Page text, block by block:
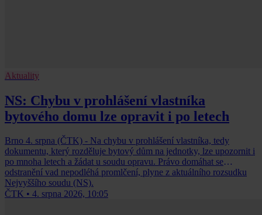
Aktuality
NS: Chybu v prohlášení vlastníka
bytového domu lze opravit i po letech
Brno 4. srpna (ČTK) - Na chybu v prohlášení vlastníka, tedy
dokumentu, který rozděluje bytový dům na jednotky, lze upozornit i
po mnoha letech a žádat u soudu opravu. Právo domáhat se
odstranění vad nepodléhá promlčení, plyne z aktuálního rozsudku
Nejvyššího soudu (NS).
ČTK • 4. srpna 2026, 10:05